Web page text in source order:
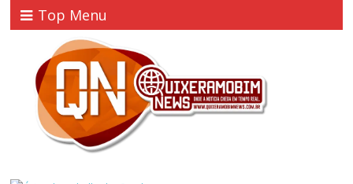
Top Menu